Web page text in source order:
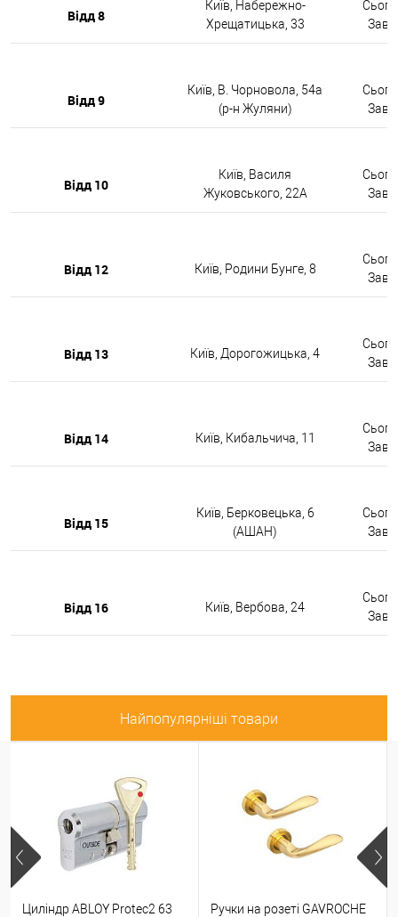
Відд 8
Київ, Набережно-
Хрещатицька, 33
Відд 9
Київ, В. Чорновола, 54а
(р-н Жуляни)
Відд 10
Київ, Василя
Жуковського, 22А
Відд 12 Київ, Родини Бунге, 8
Відд 13 Київ, Дорогожицька, 4
Відд 14 Київ, Кибальчича, 11
Відд 15
Київ, Берковецька, 6
(АШАН)
Відд 16 Київ, Вербова, 24
Найпопулярніші товари
Циліндр ABLOY Protec2 63
Ручки на розеті GAVROCHE